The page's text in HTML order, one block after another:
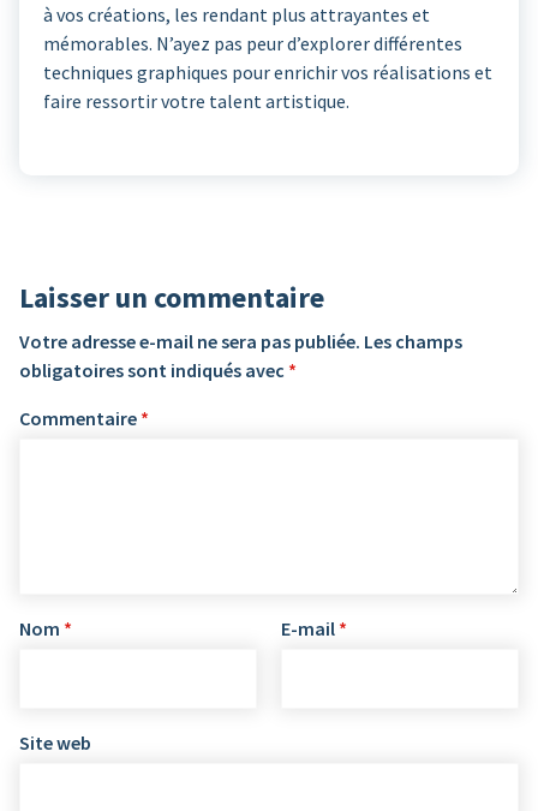
à vos créations, les rendant plus attrayantes et
mémorables. N’ayez pas peur d’explorer différentes
techniques graphiques pour enrichir vos réalisations et
faire ressortir votre talent artistique.
Laisser un commentaire
Votre adresse e-mail ne sera pas publiée. Les champs
obligatoires sont indiqués avec *
Commentaire *
Nom * E-mail *
Site web